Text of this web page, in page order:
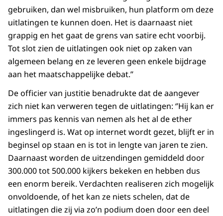
gebruiken, dan wel misbruiken, hun platform om deze
uitlatingen te kunnen doen. Het is daarnaast niet
grappig en het gaat de grens van satire echt voorbij.
Tot slot zien de uitlatingen ook niet op zaken van
algemeen belang en ze leveren geen enkele bijdrage
aan het maatschappelijke debat.’’
De officier van justitie benadrukte dat de aangever
zich niet kan verweren tegen de uitlatingen: ‘’Hij kan er
immers pas kennis van nemen als het al de ether
ingeslingerd is. Wat op internet wordt gezet, blijft er in
beginsel op staan en is tot in lengte van jaren te zien.
Daarnaast worden de uitzendingen gemiddeld door
300.000 tot 500.000 kijkers bekeken en hebben dus
een enorm bereik. Verdachten realiseren zich mogelijk
onvoldoende, of het kan ze niets schelen, dat de
uitlatingen die zij via zo’n podium doen door een deel